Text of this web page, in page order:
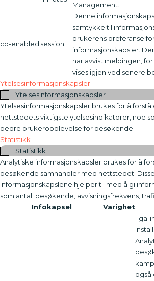
Management.
cb-enabled session
Denne
samtykke til
brukerens preferanse
informasjonskapsler.
har avvist meldingen,
vises igjen ved senere
Ytelsesinformasjonskapsler
Ytelsesinformasjonskapsler
Ytelsesinformasjonskapsler brukes for å forstå
nettstedets viktigste ytelsesindikatorer, noe
bedre brukeropplevelse for besøkende.
Statistikk
Statistikk
Analytiske informasjonskapsler brukes for å
besøkende samhandler med nettstedet. Disse
informasjonskapslene hjelper til med å gi
som antall besøkende, avvisningsfrekvens,
Infokapsel
Varighet
også